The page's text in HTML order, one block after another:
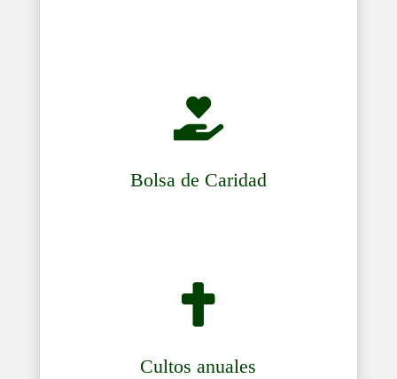

Bolsa de Caridad

Cultos anuales